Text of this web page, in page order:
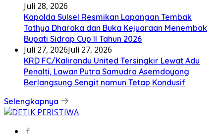
Juli 28, 2026
Kapolda Sulsel Resmikan Lapangan Tembak
Tathya Dharaka dan Buka Kejuaraan Menembak
Bupati Sidrap Cup II Tahun 2026
Juli 27, 2026Juli 27, 2026
KRD FC/Kalirandu United Tersingkir Lewat Adu
Penalti, Lawan Putra Samudra Asemdoyong
Berlangsung Sengit namun Tetap Kondusif
Selengkapnya